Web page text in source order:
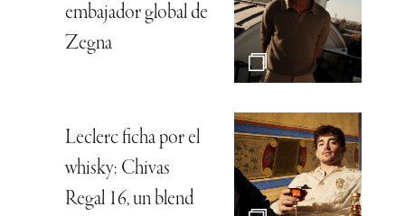
embajador global de
Zegna
Leclerc ficha por el
whisky: Chivas
Regal 16, un blend